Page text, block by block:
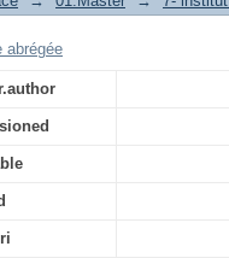
abrégée